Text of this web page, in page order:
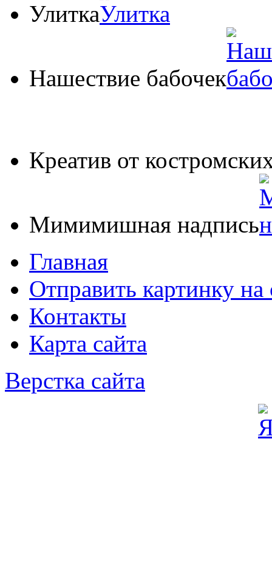
Улитка
Нашествие бабочек
Креатив от
Мимимишная надпись
Главная
Отправить картинку на
Контакты
Карта сайта
Верстка сайта